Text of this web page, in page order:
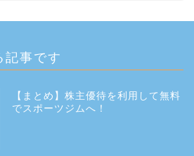
記事です
【まとめ】株主優待を利用して無料
でスポーツジムへ！